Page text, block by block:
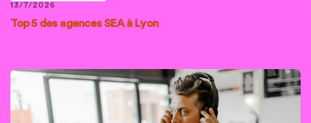
13/7/2026
Top 5 des agences SEA à Lyon